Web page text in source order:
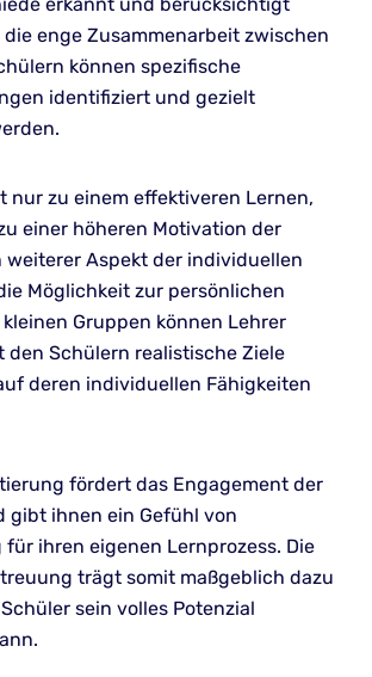
enge Zusammenarbeit zwischen
können spezifische
identifiziert und gezielt
nur zu einem effektiveren Lernen,
einer höheren Motivation der
weiterer Aspekt der individuellen
Möglichkeit zur persönlichen
Gruppen können Lehrer
den Schülern realistische Ziele
deren individuellen Fähigkeiten
fördert das Engagement der
gibt ihnen ein Gefühl von
ihren eigenen Lernprozess. Die
trägt somit maßgeblich dazu
sein volles Potenzial